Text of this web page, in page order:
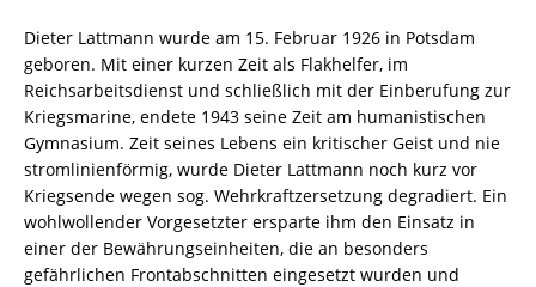
Dieter Lattmann wurde am 15. Februar 1926 in Potsdam
geboren. Mit einer kurzen Zeit als Flakhelfer, im
Reichsarbeitsdienst und schließlich mit der Einberufung zur
Kriegsmarine, endete 1943 seine Zeit am humanistischen
Gymnasium. Zeit seines Lebens ein kritischer Geist und nie
stromlinienförmig, wurde Dieter Lattmann noch kurz vor
Kriegsende wegen sog. Wehrkraftzersetzung degradiert. Ein
wohlwollender Vorgesetzter ersparte ihm den Einsatz in
einer der Bewährungseinheiten, die an besonders
gefährlichen Frontabschnitten eingesetzt wurden und